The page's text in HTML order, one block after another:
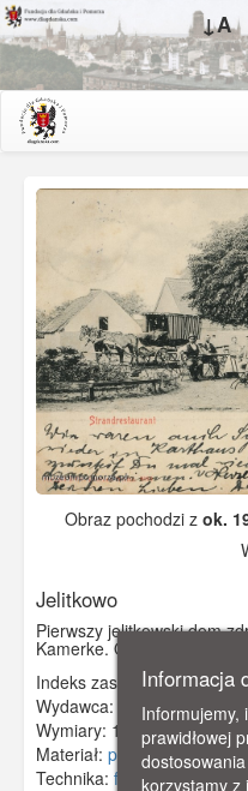
↓A
Obraz pochodzi z ok.
Jelitkowo
Pierwszy jelitkowski dom
Kamerke. Otwarty został
Indeks zasobu:GSP01523
Wydawca:
Stengel & Co,
Wymiary: 140 x 89 mm
Materiał: pocztówka
Technika: fotografia
Informacja
Informujemy,
prawidłowej
korzystamy z